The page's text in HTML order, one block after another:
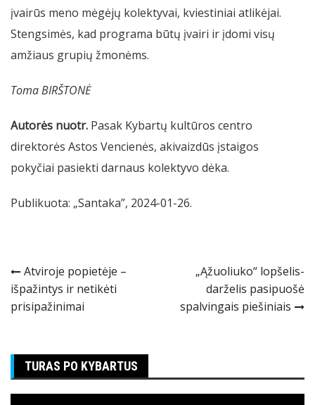
įvairūs meno mėgėjų kolektyvai, kviestiniai atlikėjai.
Stengsimės, kad programa būtų įvairi ir įdomi visų
amžiaus grupių žmonėms.
Toma BIRŠTONĖ
Autorės nuotr. Pasak Kybartų kultūros centro
direktorės Astos Vencienės, akivaizdūs įstaigos
pokyčiai pasiekti darnaus kolektyvo dėka.
Publikuota: „Santaka”, 2024-01-26.
Navigacija
tarp
Atviroje popietėje –
išpažintys ir netikėti
prisipažinimai
„Ąžuoliuko“ lopšelis-
darželis pasipuošė
spalvingais piešiniais
TURAS PO KYBARTUS